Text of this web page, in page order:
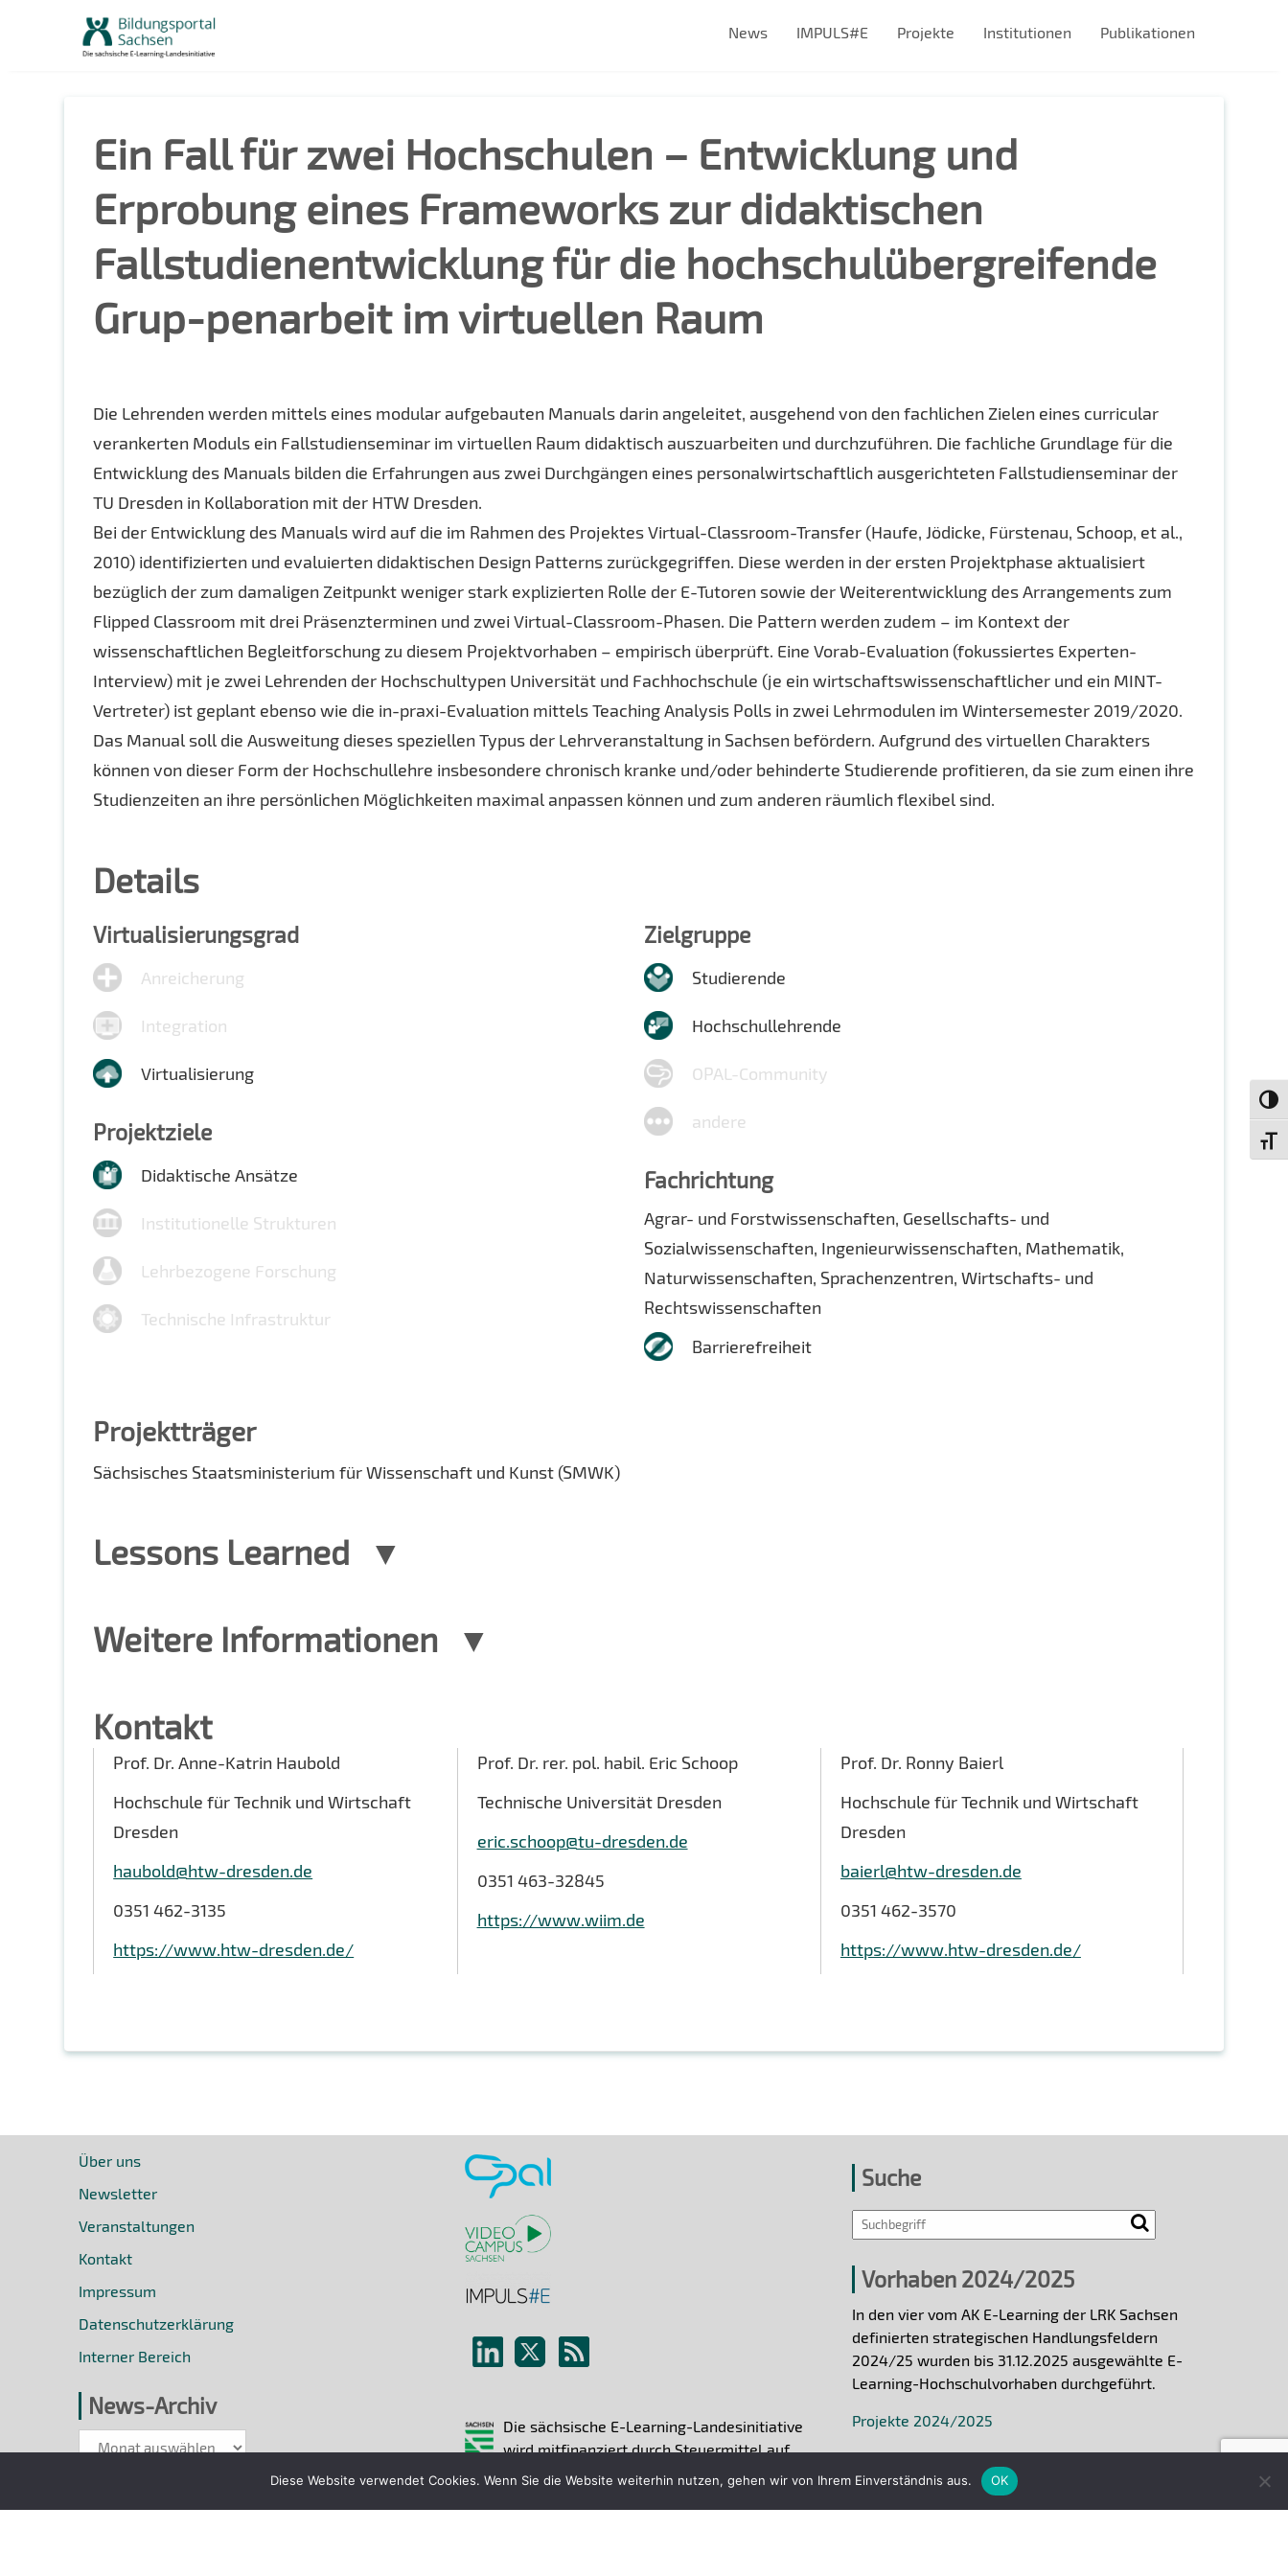
News IMPULS#E Projekte Institutionen Publikationen
Ein Fall für zwei Hochschulen – Entwicklung und
Erprobung eines Frameworks zur didaktischen
Fallstudienentwicklung für die hochschulübergreifende
Grup-penarbeit im virtuellen Raum
Die Lehrenden werden mittels eines modular aufgebauten Manuals darin angeleitet, ausgehend von den fachlichen Zielen eines curricular
verankerten Moduls ein Fallstudienseminar im virtuellen Raum didaktisch auszuarbeiten und durchzuführen. Die fachliche Grundlage für die
Entwicklung des Manuals bilden die Erfahrungen aus zwei Durchgängen eines personalwirtschaftlich ausgerichteten Fallstudienseminar der
TU Dresden in Kollaboration mit der HTW Dresden.
Bei der Entwicklung des Manuals wird auf die im Rahmen des Projektes Virtual-Classroom-Transfer (Haufe, Jödicke, Fürstenau, Schoop, et al.,
2010) identifizierten und evaluierten didaktischen Design Patterns zurückgegriffen. Diese werden in der ersten Projektphase aktualisiert
bezüglich der zum damaligen Zeitpunkt weniger stark explizierten Rolle der E-Tutoren sowie der Weiterentwicklung des Arrangements zum
Flipped Classroom mit drei Präsenzterminen und zwei Virtual-Classroom-Phasen. Die Pattern werden zudem – im Kontext der
wissenschaftlichen Begleitforschung zu diesem Projektvorhaben – empirisch überprüft. Eine Vorab-Evaluation (fokussiertes Experten-
Interview) mit je zwei Lehrenden der Hochschultypen Universität und Fachhochschule (je ein wirtschaftswissenschaftlicher und ein MINT-
Vertreter) ist geplant ebenso wie die in-praxi-Evaluation mittels Teaching Analysis Polls in zwei Lehrmodulen im Wintersemester 2019/2020.
Das Manual soll die Ausweitung dieses speziellen Typus der Lehrveranstaltung in Sachsen befördern. Aufgrund des virtuellen Charakters
können von dieser Form der Hochschullehre insbesondere chronisch kranke und/oder behinderte Studierende profitieren, da sie zum einen ihre
Studienzeiten an ihre persönlichen Möglichkeiten maximal anpassen können und zum anderen räumlich flexibel sind.
Details
Virtualisierungsgrad
Anreicherung
Integration
Virtualisierung
Projektziele
Didaktische Ansätze
Institutionelle Strukturen
Lehrbezogene Forschung
Technische Infrastruktur
Zielgruppe
Studierende
Hochschullehrende
OPAL-Community
andere
Fachrichtung
Agrar- und Forstwissenschaften, Gesellschafts- und
Sozialwissenschaften, Ingenieurwissenschaften, Mathematik,
Naturwissenschaften, Sprachenzentren, Wirtschafts- und
Rechtswissenschaften
Barrierefreiheit
Projektträger
Sächsisches Staatsministerium für Wissenschaft und Kunst (SMWK)
Lessons Learned
Weitere Informationen
Kontakt
Prof. Dr. Anne-Katrin Haubold
Hochschule für Technik und Wirtschaft
Dresden
haubold@htw-dresden.de
0351 462-3135
https://www.htw-dresden.de/
Prof. Dr. rer. pol. habil. Eric Schoop
Technische Universität Dresden
eric.schoop@tu-dresden.de
0351 463-32845
https://www.wiim.de
Prof. Dr. Ronny Baierl
Hochschule für Technik und Wirtschaft
Dresden
baierl@htw-dresden.de
0351 462-3570
https://www.htw-dresden.de/
Über uns
Newsletter
Veranstaltungen
Kontakt
Impressum
Datenschutzerklärung
Interner Bereich
News-Archiv
News-
Die sächsische E-Learning-Landesinitiative
wird mitfinanziert durch Steuermittel auf
der Grundlage des vom Sächsischen
Suche
Search
Vorhaben 2024/2025
In den vier vom AK E-Learning der LRK Sachsen
definierten strategischen Handlungsfeldern
2024/25 wurden bis 31.12.2025 ausgewählte E-
Learning-Hochschulvorhaben durchgeführt.
Projekte 2024/2025
Diese Website verwendet Cookies. Wenn Sie die Website weiterhin nutzen, gehen wir von Ihrem Einverständnis aus. OK